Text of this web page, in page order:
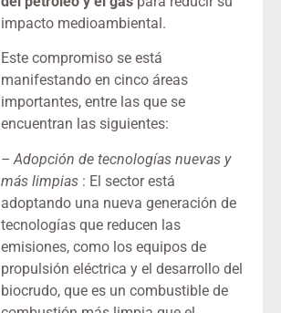
impacto medioambiental.
Este compromiso se está
manifestando en cinco áreas
importantes, entre las que se
encuentran las siguientes:
–Adopción de tecnologías nuevas y
más limpias : El sector está
adoptando una nueva generación de
tecnologías que reducen las
emisiones, como los equipos de
propulsión eléctrica y el desarrollo del
biocrudo, que es un combustible de